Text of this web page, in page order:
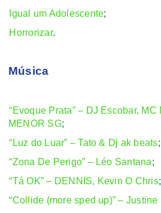
Igual um Adolescente;
Horrorizar.
Música
“Evoque Prata” – DJ Escobar,
MENOR SG;
“Luz do Luar” – Tato & Dj ak beats;
“Zona De Perigo” – Léo Santana;
“Tá OK” – DENNIS, Kevin O Chris;
“Collide (more sped up)” – Justine